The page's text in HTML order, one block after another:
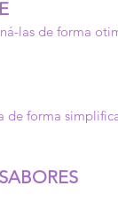
las de forma
de forma